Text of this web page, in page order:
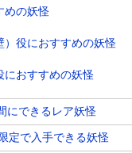
めの妖怪
）役におすすめの妖怪
におすすめの妖怪
にできるレア妖怪
定で入手できる妖怪